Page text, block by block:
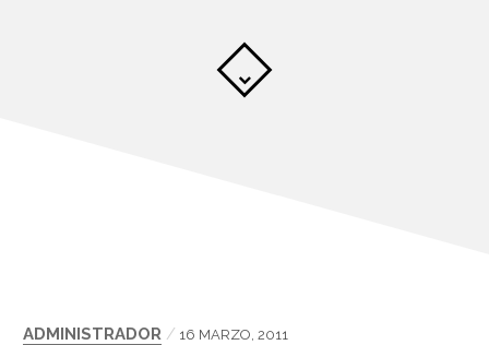
ADMINISTRADOR/ 16 MARZO, 2011